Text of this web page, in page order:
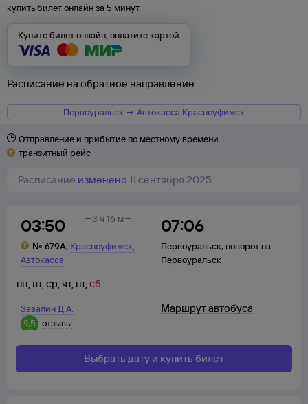
купить билет онлайн за 5 минут.
Купите билет онлайн, оплатите картой
Расписание на обратное направление
Первоуральск → Автокасса Красноуфимск
Отправление и прибытие по местному времени
транзитный рейс
Расписание изменено 11 сентября 2025
03:50
№ 679А, Красноуфимск,
Автокасса
07:06
Первоуральск, поворот на
Первоуральск
3 ч 16 м
Завалин Д.А.
9,5
отзывы
пн, вт,ср, чт, пт,сб
Маршрут автобуса
Выбрать дату и купить билет